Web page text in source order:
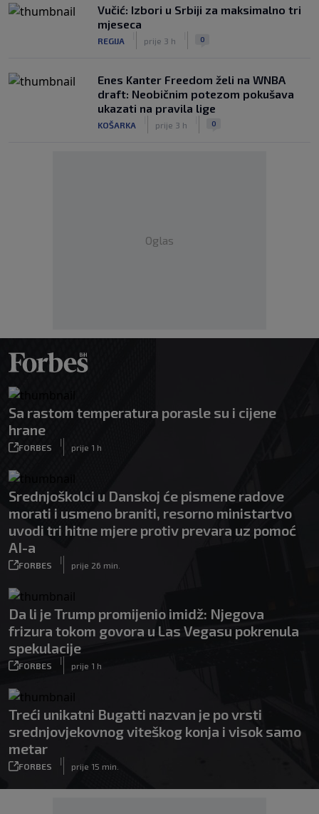
Vučić: Izbori u Srbiji za maksimalno tri
mjeseca
REGIJA prije 3 h 0
Enes Kanter Freedom želi na WNBA
draft: Neobičnim potezom pokušava
ukazati na pravila lige
KOŠARKA prije 3 h 0
Oglas
Sa rastom temperatura porasle su i cijene
hrane
FORBES
|
prije 1 h
Srednjoškolci u Danskoj će pismene radove
morati i usmeno braniti, resorno ministartvo
uvodi tri hitne mjere protiv prevara uz pomoć
AI-a
FORBES
|
prije 26 min.
Da li je Trump promijenio imidž: Njegova
frizura tokom govora u Las Vegasu pokrenula
spekulacije
FORBES
|
prije 1 h
Treći unikatni Bugatti nazvan je po vrsti
srednjovjekovnog viteškog konja i visok samo
metar
FORBES
|
prije 15 min.